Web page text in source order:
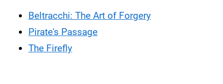
Beltracchi: The Art of Forgery
Pirate's Passage
The Firefly